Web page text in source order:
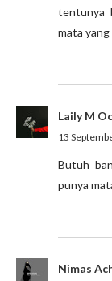
tentunya
mata
Laily M
13
Butuh
punya
Nimas